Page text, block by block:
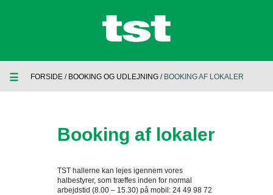
☰ FORSIDE / BOOKING OG UDLEJNING / BOOKING AF LOKALER
Booking af lokaler
TST hallerne kan lejes igennem vores
halbestyrer, som træffes inden for normal
arbejdstid (8.00 – 15.30) på mobil: 24 49 98 72